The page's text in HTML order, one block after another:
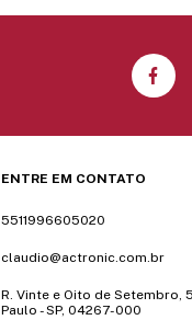
ENTRE EM CONTATO
5511996605020
claudio@actronic.com.br
R. Vinte e Oito de Setembro,
Paulo - SP, 04267-000